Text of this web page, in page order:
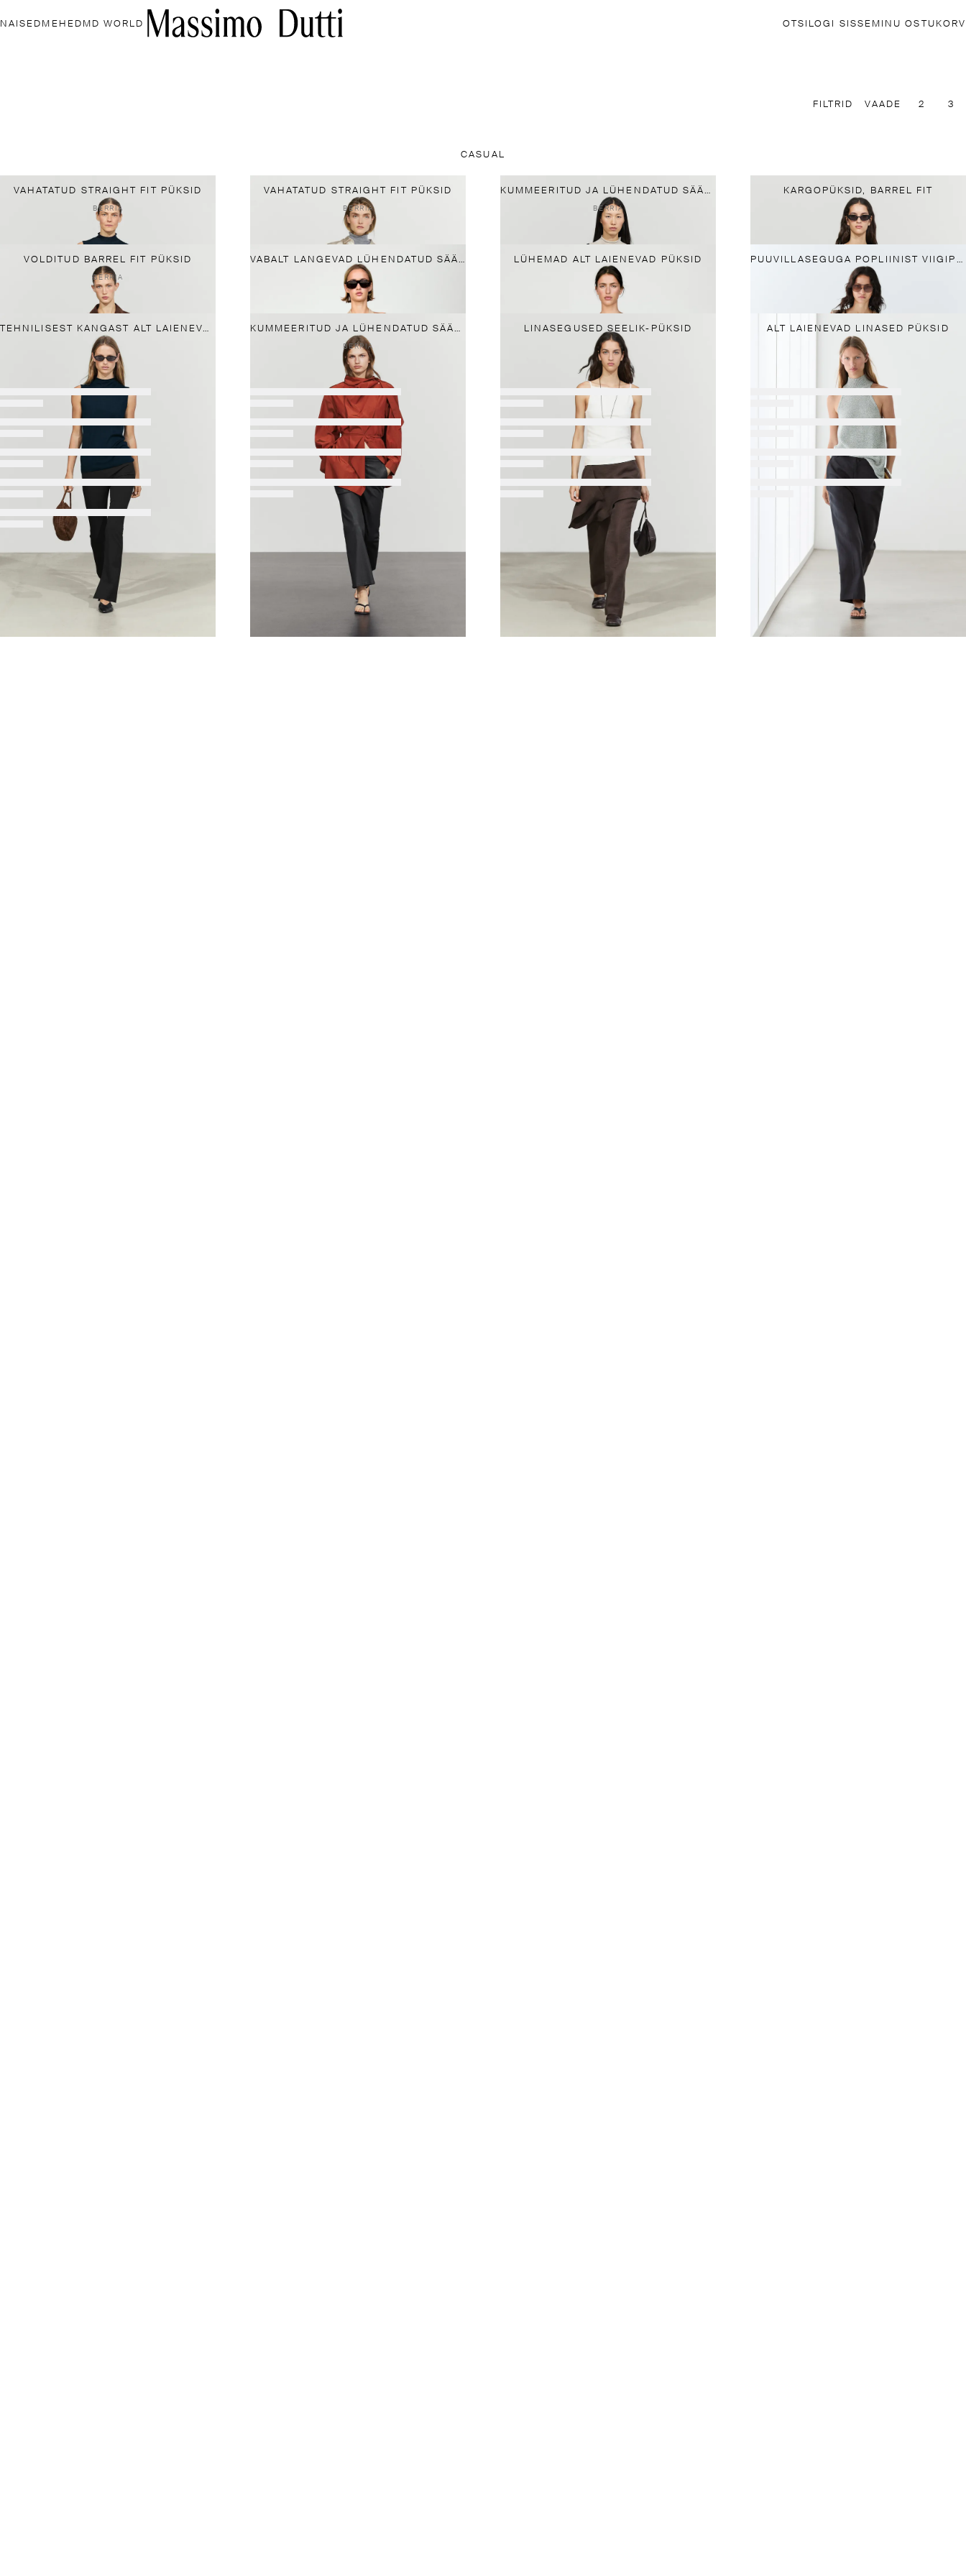
NAISED MEHED MD WORLD OTSI LOGI SISSE MINU OSTUKORV
FILTRID VAADE 2 3
CASUAL
VAHATATUD STRAIGHT FIT PÜKSID
BERRIA
VAHATATUD STRAIGHT FIT PÜKSID
BERRIA
KUMMEERITUD JA LÜHENDATUD SÄÄREGA FLARE-PÜKSID
BERRIA
KARGOPÜKSID, BARREL FIT
VOLDITUD BARREL FIT PÜKSID
BERRIA
VABALT LANGEVAD LÜHENDATUD SÄÄREGA PÜKSID LÜHEMAD ALT LAIENEVAD PÜKSID PUUVILLASEGUGA POPLIINIST VIIGIPÜKSID
TEHNILISEST KANGAST ALT LAIENEVAD PÜKSID KUMMEERITUD JA LÜHENDATUD SÄÄREGA FLARE-PÜKSID
BERRIA
LINASEGUSED SEELIK-PÜKSID ALT LAIENEVAD LINASED PÜKSID